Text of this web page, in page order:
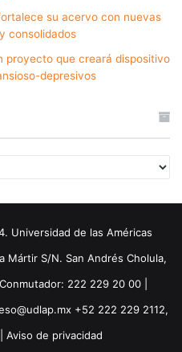
su acervo con nuevas
consolidados
proyecto que creará dispositivo
depresivos
Universidad de las Américas
Mártir S/N. San Andrés Cholula,
222 229 20 00 |
+52 222 229 2112,
Aviso de privacidad